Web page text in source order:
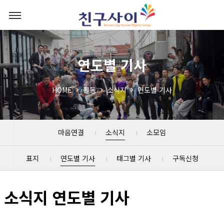
연도별 기사
HOME 활동 소식지 연도별 기사
마음연결 소식지 소모임
표지 연도별 기사 태그별 기사 구독신청
소식지 연도별 기사